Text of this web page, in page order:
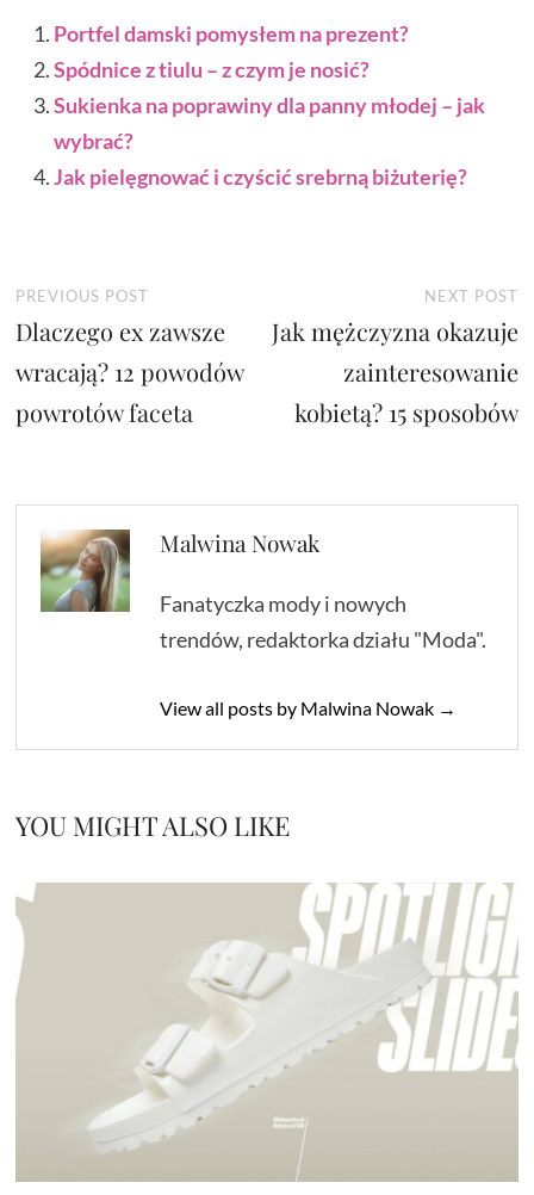
Portfel damski pomysłem na prezent?
Spódnice z tiulu – z czym je nosić?
Sukienka na poprawiny dla panny młodej – jak
wybrać?
Jak pielęgnować i czyścić srebrną biżuterię?
Nawigacja
wpisu
PREVIOUS POST
post:
Dlaczego ex zawsze
wracają? 12 powodów
powrotów faceta
NEXT POST
Jak mężczyzna okazuje
zainteresowanie
kobietą? 15 sposobów
Malwina Nowak
Fanatyczka mody i nowych
trendów, redaktorka działu "Moda".
View all posts by Malwina Nowak →
YOU MIGHT ALSO LIKE